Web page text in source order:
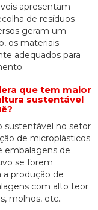
apresentam
de resíduos
geram um
os materiais
adequados para
que tem maior
sustentável
sustentável no setor
de microplásticos
embalagens de
se forem
a produção de
com alto teor
molhos, etc..